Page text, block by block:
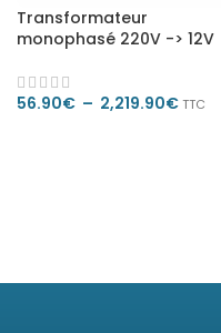
Transformateur
monophasé 220V -> 12V
56.90€ – 2,219.90€TTC